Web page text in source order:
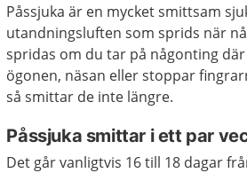
Påssjuka är en mycket smittsam
utandningsluften som sprids när
spridas om du tar på någonting
ögonen, näsan eller stoppar
så smittar de inte längre.
Påssjuka smittar i ett par
Det går vanligtvis 16 till 18 dagar